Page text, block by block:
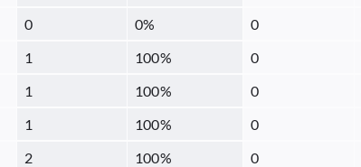
0 0% 0
1 100% 0
1 100% 0
1 100% 0
2 100% 0